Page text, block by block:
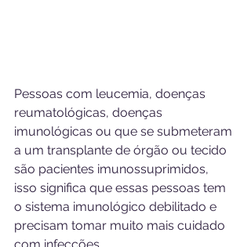
Pessoas com leucemia, doenças
reumatológicas, doenças
imunológicas ou que se submeteram
a um transplante de órgão ou tecido
são pacientes imunossuprimidos,
isso significa que essas pessoas tem
o sistema imunológico debilitado e
precisam tomar muito mais cuidado